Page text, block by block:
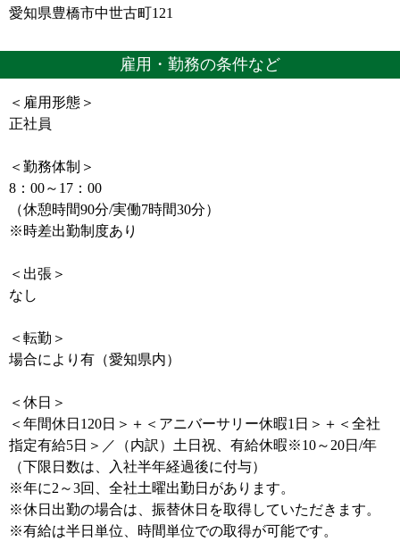
愛知県豊橋市中世古町121
雇用・勤務の条件など
＜雇用形態＞
正社員
＜勤務体制＞
8：00～17：00
（休憩時間90分/実働7時間30分）
※時差出勤制度あり
＜出張＞
なし
＜転勤＞
場合により有（愛知県内）
＜休日＞
＜年間休日120日＞＋＜アニバーサリー休暇1日＞＋＜全社
指定有給5日＞／（内訳）土日祝、有給休暇※10～20日/年
（下限日数は、入社半年経過後に付与）
※年に2～3回、全社土曜出勤日があります。
※休日出勤の場合は、振替休日を取得していただきます。
※有給は半日単位、時間単位での取得が可能です。